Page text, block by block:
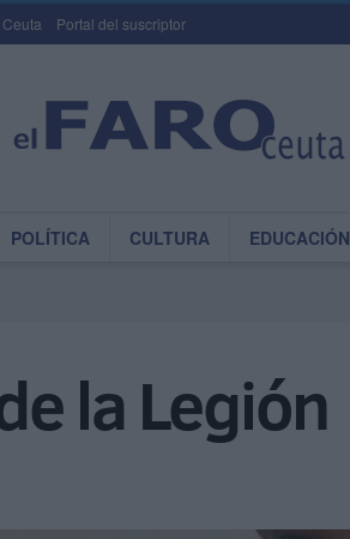
Portal del suscriptor
POLÍTICA CULTURA EDUCACIÓN
la Legión